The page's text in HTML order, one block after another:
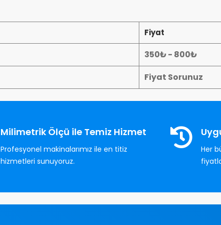
Fiyat
350₺ - 800₺
Fiyat Sorunuz
Milimetrik Ölçü ile Temiz Hizmet
Profesyonel makinalarımız ile en titiz
hizmetleri sunuyoruz.
Her